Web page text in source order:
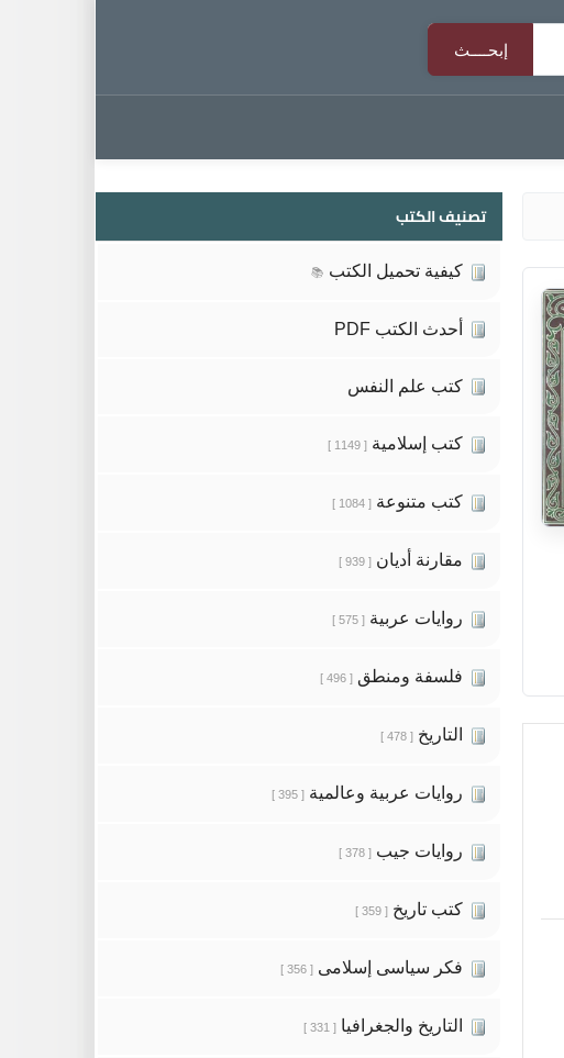
تصنيف الكتب
كيفية تحميل الكتب 📚
أحدث الكتب PDF
كتب علم النفس
كتب إسلامية [ 1149 ]
كتب متنوعة [ 1084 ]
مقارنة أديان [ 939 ]
روايات عربية [ 575 ]
فلسفة ومنطق [ 496 ]
التاريخ [ 478 ]
روايات عربية وعالمية [ 395 ]
روايات جيب [ 378 ]
كتب تاريخ [ 359 ]
فكر سياسى إسلامى [ 356 ]
التاريخ والجغرافيا [ 331 ]